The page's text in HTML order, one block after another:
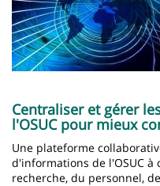
Centraliser et gérer
l'OSUC pour mieux
Une plateforme
d'informations de l'OSUC
recherche, du personnel,